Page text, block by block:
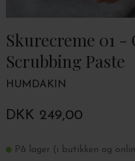
Skurecreme 01 -
Scrubbing Paste
HUMDAKIN
DKK 249,00
På lager (i butikken og